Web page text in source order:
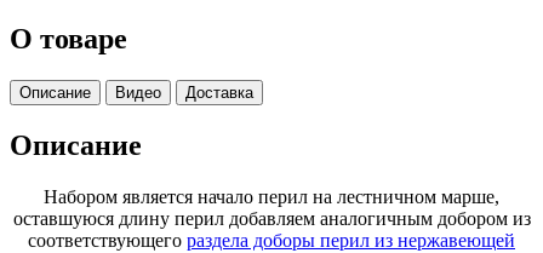
О товаре
Описание Видео Доставка
Описание
Набором является начало перил на лестничном марше,
оставшуюся длину перил добавляем аналогичным добором из
соответствующего раздела доборы перил из нержавеющей